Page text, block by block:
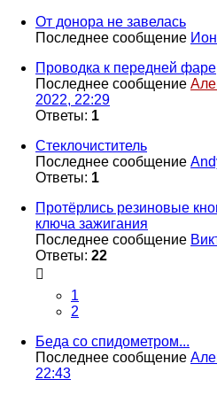
От донора не завелась
Последнее сообщение
Проводка к передней фаре
Последнее сообщение
2022, 22:29
Ответы: 1
Стеклочиститель
Последнее сообщение
Ответы: 1
Протёрлись резиновые
ключа зажигания
Последнее сообщение
Ответы: 22
1
2
Беда со спидометром...
Последнее сообщение
22:43